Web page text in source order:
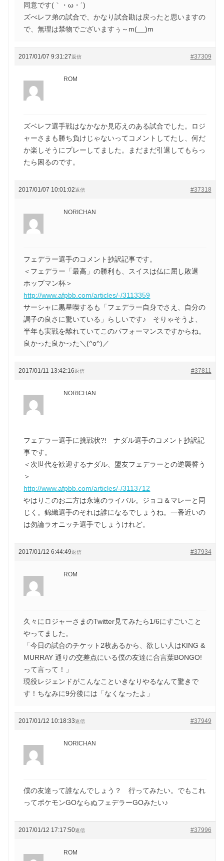
同意です(｀・ω・´)ゞ
ズべレフ弟の試合で、かなり試合勘は戻ったと思いますの
で、無理は禁物でございますぅ～m(__)m
2017/01/07 9:31:27 #37309
返信
ROM
ズベレフ選手戦はなかなか見応えのある試合でした。ロジ
ャーさまも勝ち負けじゃないってコメントしてたし、何だ
か楽しそうにプレーしてました。まだまだ引退してもらっ
たら困るのです。
2017/01/07 10:01:02 #37318
返信
NORICHAN
フェデラー選手のコメント抄訳記事です。
＜フェデラー「最高」の勝利も、スイスは仏に屈し敗退
ホップマン杯＞
http://www.afpbb.com/articles/-/3113359
サーシャに黒星喫するも「フェデラー自身でさえ、自分の
調子の良さに驚いている」らしいです♪ そりゃそうよ、
半年も実戦を離れていてこのパフォーマンスですからね。
良かった良かった＼(^o^)／
2017/01/11 13:42:16 #37811
返信
NORICHAN
フェデラー選手に挑戦状?! ナダル選手のコメント抄訳記
事です。
＜次世代を歓迎するナダル、盟友フェデラーとの逆襲誓う
＞
http://www.afpbb.com/articles/-/3113712
やはりこのお二方は永遠のライバル。ジョコ＆マレーと同
じく。錦織選手のそれは誰になるでしょうね。一番近いの
は勿論ラオニッチ選手でしょうけれど。
2017/01/12 6:44:49 #37934
返信
ROM
久々にロジャーさまのTwitter見てみたら1/6にすごいこと
やってました。
「今日の試合のチケット2枚あるから、欲しい人はKING &
MURRAY 通りの交差点にいる僕の友達に合言葉BONGO!
って言って！」
現役レジェンドがこんなこといきなりやるなんて驚きで
す！ちなみに9分後には「なくなったよ」
2017/01/12 10:18:33 #37949
返信
NORICHAN
僕の友達って誰なんでしょう？ 行ってみたい。でもこれ
ってポケモンGOならぬフェデラーGOみたい♪
2017/01/12 17:17:50 #37996
返信
ROM